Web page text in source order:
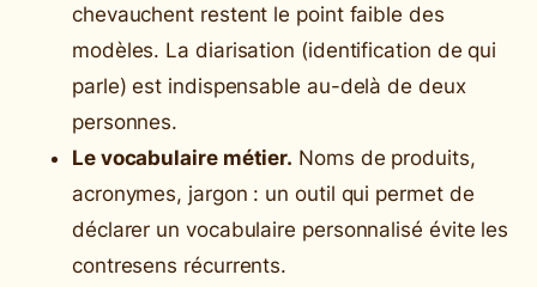
chevauchent restent le point faible des
modèles. La diarisation (identification de qui
parle) est indispensable au-delà de deux
personnes.
Le vocabulaire métier. Noms de produits,
acronymes, jargon : un outil qui permet de
déclarer un vocabulaire personnalisé évite les
contresens récurrents.